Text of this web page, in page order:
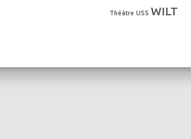
Théâtre USS WILT